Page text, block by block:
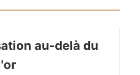
au-delà du